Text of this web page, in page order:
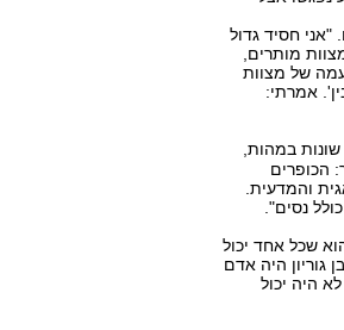
חסיד גדול
מותרים,
של מצוות
אמרתי:
במהות,
הכופרים
והמדעית.
נסים".
שכל אחד יכול
גוריון היה אדם
היה יכול